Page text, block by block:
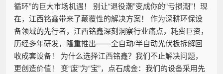
循环”的巨大市场机遇！ 别让“退役潮”变成你的“亏损潮”！现
在，江西铭鑫带来了颠覆性的解决方案！ 作为深耕环保设
备领域的先行者，江西铭鑫深刻洞察行业痛点，耗费巨资，
历经多年研发，隆重推出——全自动/半自动光伏板拆解回
收成套设备！ 为什么选择江西铭鑫？我们不止解决问题，
更创造价值！ 变“废”为“宝”，点石成金：我们的设备采用先